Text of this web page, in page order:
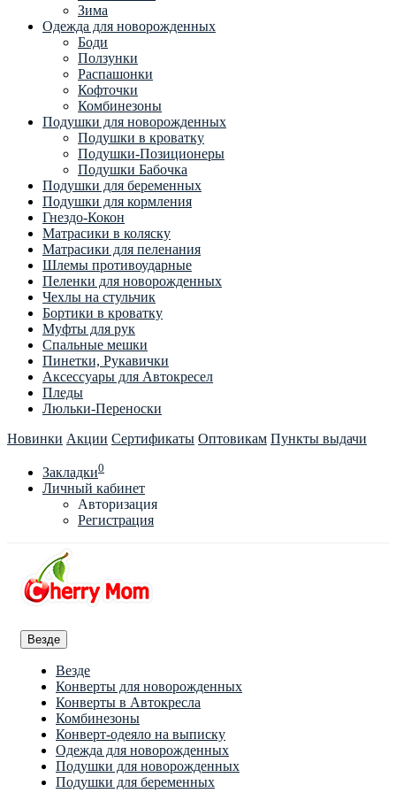
Зима
Одежда для новорожденных
Боди
Ползунки
Распашонки
Кофточки
Комбинезоны
Подушки для новорожденных
Подушки в кроватку
Подушки-Позиционеры
Подушки Бабочка
Подушки для беременных
Подушки для кормления
Гнездо-Кокон
Матрасики в коляску
Матрасики для пеленания
Шлемы противоударные
Пеленки для новорожденных
Чехлы на стульчик
Бортики в кроватку
Муфты для рук
Спальные мешки
Пинетки, Рукавички
Аксессуары для Автокресел
Пледы
Люльки-Переноски
Новинки Акции Сертификаты Оптовикам Пункты выдачи
Закладки0
Личный кабинет
Авторизация
Регистрация
Везде
Везде
Конверты для новорожденных
Конверты в Автокресла
Комбинезоны
Конверт-одеяло на выписку
Одежда для новорожденных
Подушки для новорожденных
Подушки для беременных